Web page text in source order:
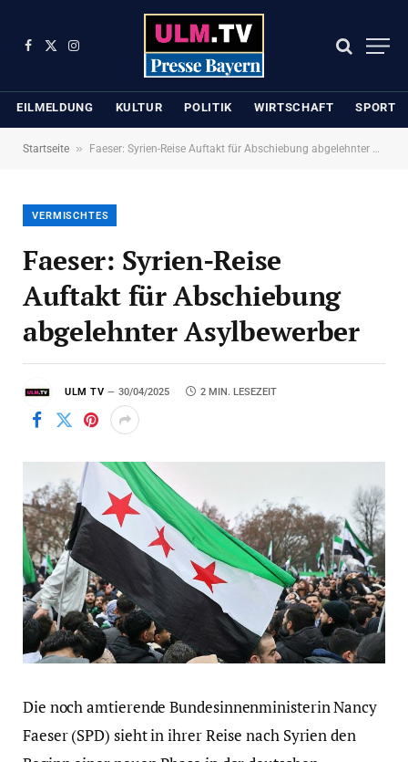
Facebook
X
Instagram
EILMELDUNG KULTUR POLITIK WIRTSCHAFT SPORT
Startseite » Faeser: Syrien-Reise Auftakt für Abschiebung abgelehnter Asylbewerber
VERMISCHTES
Faeser: Syrien-Reise
Auftakt für Abschiebung
abgelehnter Asylbewerber
ULM TV 30/04/2025 2 MIN. LESEZEIT
Die noch amtierende Bundesinnenministerin Nancy
Faeser (SPD) sieht in ihrer Reise nach Syrien den